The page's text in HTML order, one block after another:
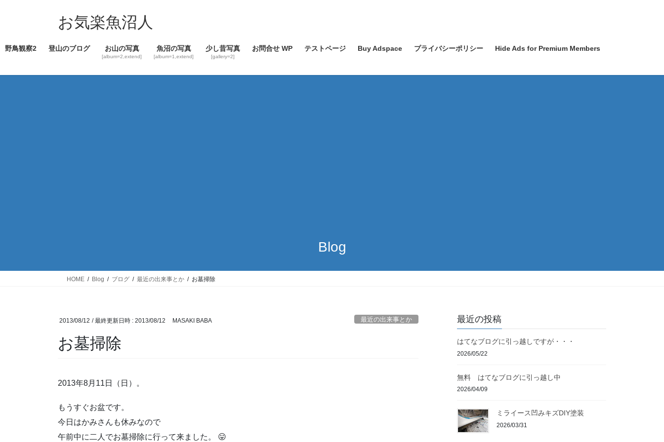
ツ
ス
シ
ン
お気楽魚沼人
野鳥観察2 登山のブログ お山の写真
[album=2,extend]
魚沼の写真
[album=1,extend]
少し昔写真
[gallery=2]
お問合せ WP テストページ Buy Adspace プライバシーポリシー Hide Ads for Premium Members
Blog
HOME Blog ブログ 最近の出来事とか お墓掃除
2013/08/12 / 最終更新日時 : 2013/08/12 MASAKI BABA 最近の出来事とか
お墓掃除
2013年8月11日（日）。
もうすぐお盆です。
今日はかみさんも休みなので
午前中に二人でお墓掃除に行って来ました。 😛
最近の投稿
はてなブログに引っ越しですが・・・
2026/05/22
無料 はてなブログに引っ越し中
2026/04/09
ミライース凹みキズDIY塗装
2026/03/31